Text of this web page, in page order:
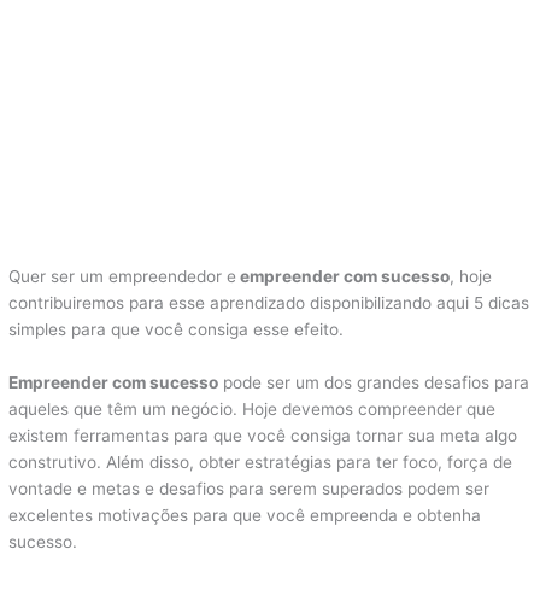
Quer ser um empreendedor e empreender com sucesso, hoje
contribuiremos para esse aprendizado disponibilizando aqui 5 dicas
simples para que você consiga esse efeito.
Empreender com sucesso pode ser um dos grandes desafios para
aqueles que têm um negócio. Hoje devemos compreender que
existem ferramentas para que você consiga tornar sua meta algo
construtivo. Além disso, obter estratégias para ter foco, força de
vontade e metas e desafios para serem superados podem ser
excelentes motivações para que você empreenda e obtenha
sucesso.